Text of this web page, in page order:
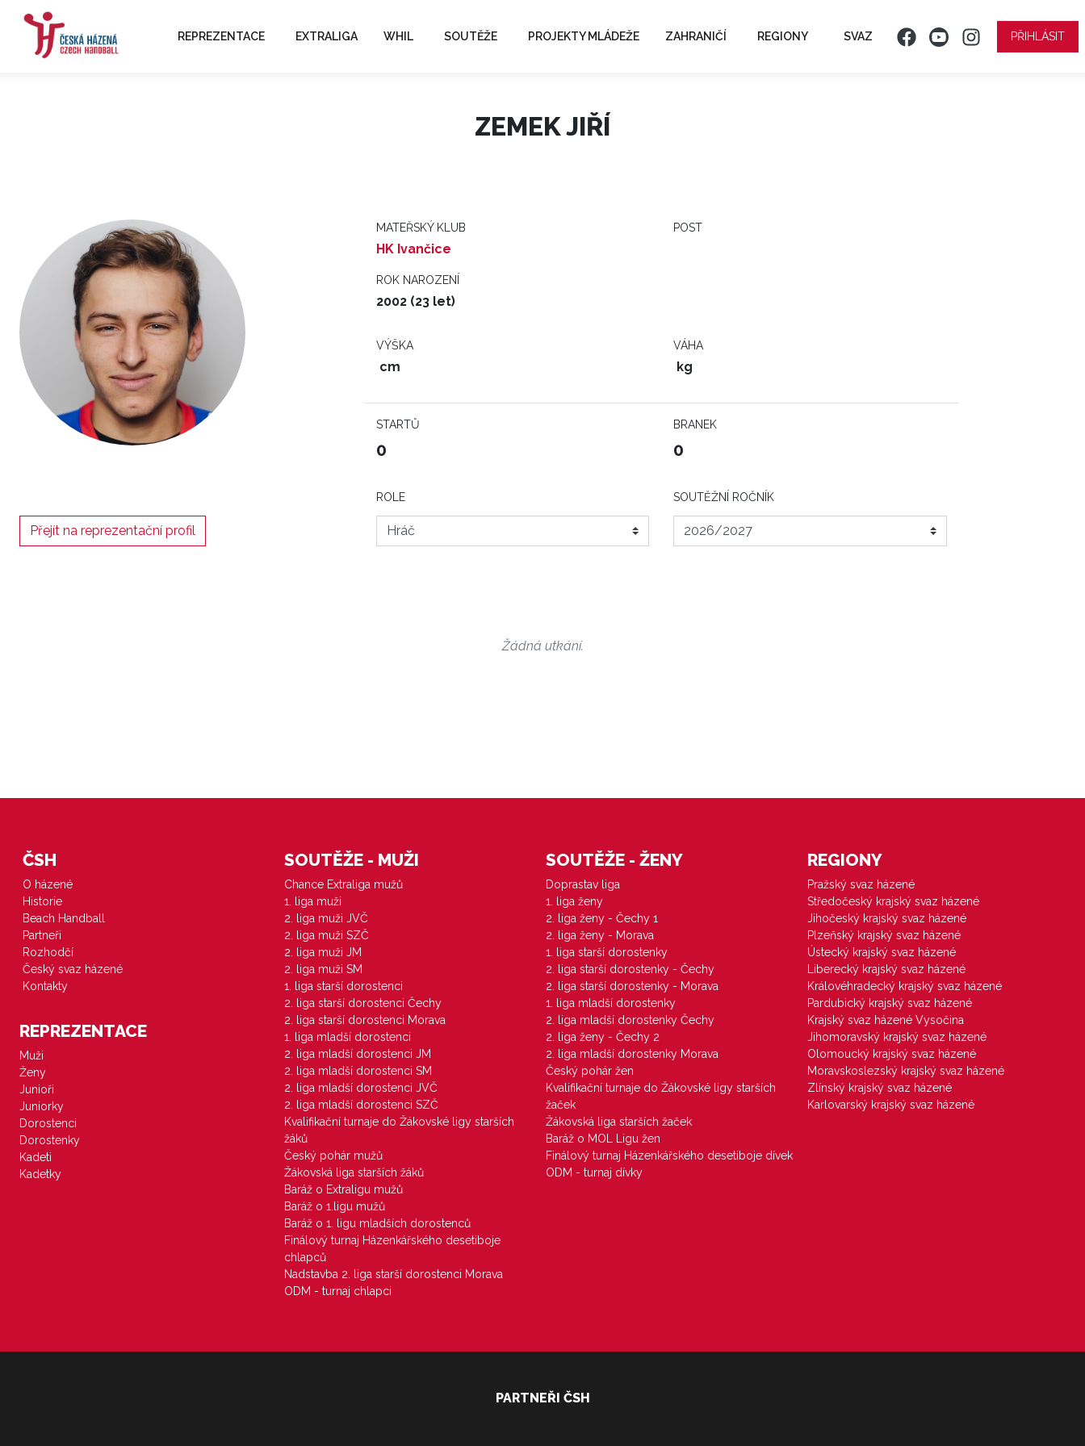
REPREZENTACE EXTRALIGA WHIL SOUTĚŽE PROJEKTY MLÁDEŽE ZAHRANIČÍ REGIONY SVAZ PŘIHLÁSIT
ZEMEK JIŘÍ
MATEŘSKÝ KLUB
HK Ivančice
POST
ROK NAROZENÍ
2002 (23 let)
VÝŠKA
cm
VÁHA
kg
STARTŮ
0
BRANEK
0
Přejít na reprezentační profil
ROLE SOUTĚŽNÍ ROČNÍK
Žádná utkání.
ČSH
O házené
Historie
Beach Handball
Partneři
Rozhodčí
Český svaz házené
Kontakty
REPREZENTACE
Muži
Ženy
Junioři
Juniorky
Dorostenci
Dorostenky
Kadeti
Kadetky
SOUTĚŽE - MUŽI
Chance Extraliga mužů
1. liga muži
2. liga muži JVČ
2. liga muži SZČ
2. liga muži JM
2. liga muži SM
1. liga starší dorostenci
2. liga starší dorostenci Čechy
2. liga starší dorostenci Morava
1. liga mladší dorostenci
2. liga mladší dorostenci JM
2. liga mladší dorostenci SM
2. liga mladší dorostenci JVČ
2. liga mladší dorostenci SZČ
Kvalifikační turnaje do Žákovské ligy starších
žáků
Český pohár mužů
Žákovská liga starších žáků
Baráž o Extraligu mužů
Baráž o 1.ligu mužů
Baráž o 1. ligu mladších dorostenců
Finálový turnaj Házenkářského desetiboje
chlapců
Nadstavba 2. liga starší dorostenci Morava
ODM - turnaj chlapci
SOUTĚŽE - ŽENY
Doprastav liga
1. liga ženy
2. liga ženy - Čechy 1
2. liga ženy - Morava
1. liga starší dorostenky
2. liga starší dorostenky - Čechy
2. liga starší dorostenky - Morava
1. liga mladší dorostenky
2. liga mladší dorostenky Čechy
2. liga ženy - Čechy 2
2. liga mladší dorostenky Morava
Český pohár žen
Kvalifikační turnaje do Žákovské ligy starších
žaček
Žákovská liga starších žaček
Baráž o MOL Ligu žen
Finálový turnaj Házenkářského desetiboje dívek
ODM - turnaj dívky
REGIONY
Pražský svaz házené
Středočeský krajský svaz házené
Jihočeský krajský svaz házené
Plzeňský krajský svaz házené
Ústecký krajský svaz házené
Liberecký krajský svaz házené
Královéhradecký krajský svaz házené
Pardubický krajský svaz házené
Krajský svaz házené Vysočina
Jihomoravský krajský svaz házené
Olomoucký krajský svaz házené
Moravskoslezský krajský svaz házené
Zlínský krajský svaz házené
Karlovarský krajský svaz házené
PARTNEŘI ČSH